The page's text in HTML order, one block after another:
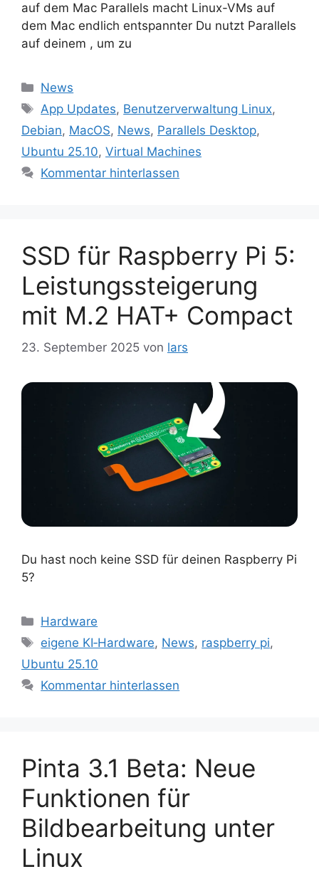
auf dem Mac Parallels macht Linux-VMs auf
dem Mac endlich entspannter Du nutzt Parallels
auf deinem , um zu
Kategorien
News
Schlagwörter
App Updates, Benutzerverwaltung Linux,
Debian, MacOS, News, Parallels Desktop,
Ubuntu 25.10, Virtual Machines
Kommentar hinterlassen
SSD für Raspberry Pi 5:
Leistungssteigerung
mit M.2 HAT+ Compact
23. September 2025 von lars
Du hast noch keine SSD für deinen Raspberry Pi
5?
Kategorien
Hardware
Schlagwörter
eigene KI‑Hardware, News, raspberry pi,
Ubuntu 25.10
Kommentar hinterlassen
Pinta 3.1 Beta: Neue
Funktionen für
Bildbearbeitung unter
Linux